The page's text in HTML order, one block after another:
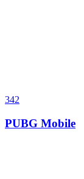
342
PUBG Mobile